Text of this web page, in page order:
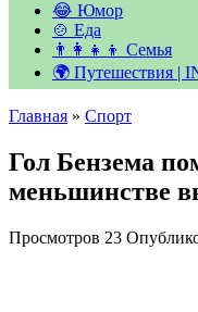
😂 Юмор
🍲 Еда
👨‍👩‍👧‍👦 Семья
🌍 Путешествия |
Главная » Спорт
Гол Бензема
меньшинстве
Просмотров 23